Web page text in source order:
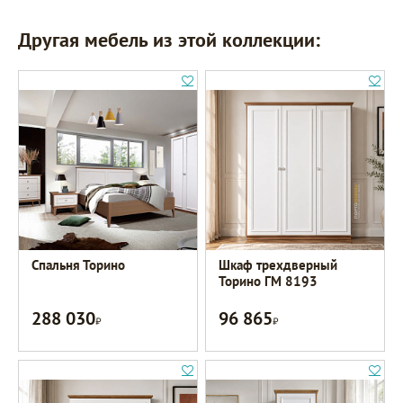
Другая мебель из этой коллекции:
Спальня Торино
288 030Р
Шкаф трехдверный
Торино ГМ 8193
96 865Р